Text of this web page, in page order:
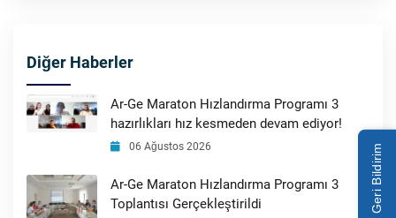
Geri Bildirim
Diğer Haberler
Ar-Ge Maraton Hızlandırma Programı 3
hazırlıkları hız kesmeden devam ediyor!
06 Ağustos 2026
Ar-Ge Maraton Hızlandırma Programı 3
Toplantısı Gerçekleştirildi